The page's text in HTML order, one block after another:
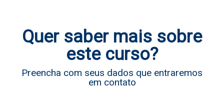
Quer saber mais sobre
este curso?
Preencha com seus dados que entraremos
em contato